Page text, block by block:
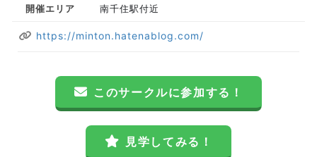
開催エリア 南千住駅付近
https://minton.hatenablog.com/
このサークルに参加する！
見学してみる！